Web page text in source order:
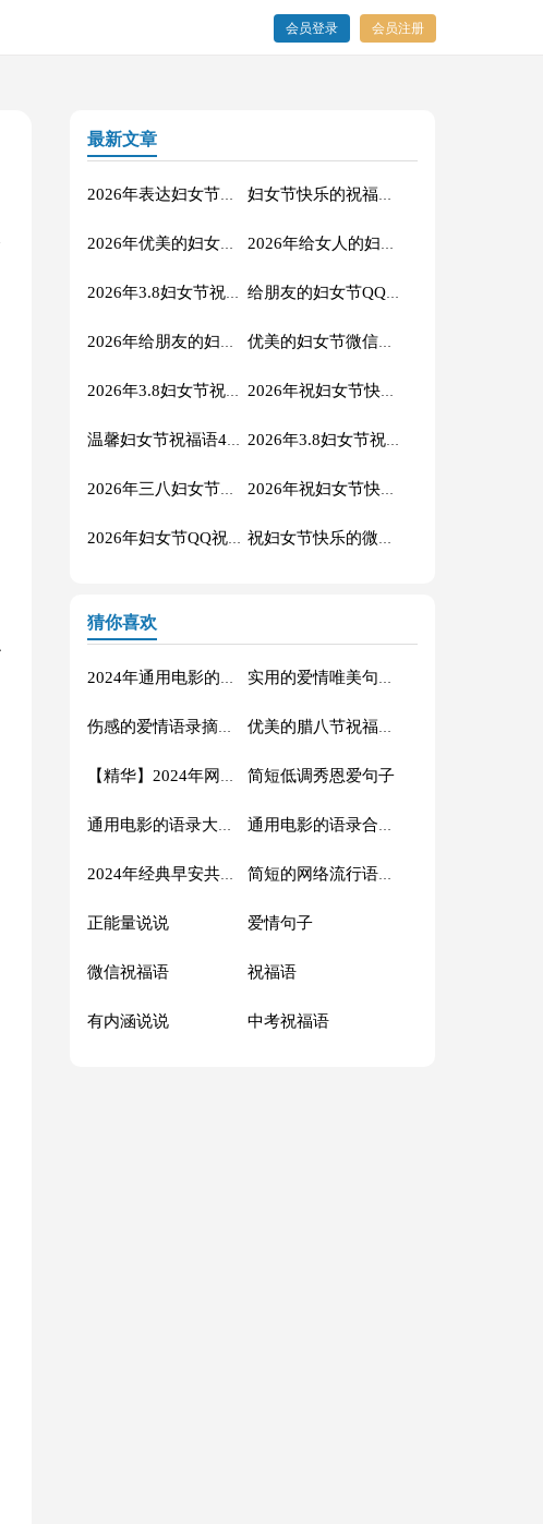
会员登录 会员注册
最新文章
猜你喜欢
2024年通用电影的语录摘录88条 实用的爱情唯美句子汇编56条
伤感的爱情语录摘录81条 优美的腊八节祝福语71条
【精华】2024年网络流行的语录摘录32句 简短低调秀恩爱句子
通用电影的语录大汇总88条 通用电影的语录合集70条
2024年经典早安共勉句子短信汇总41句 简短的网络流行语录摘录50句
正能量说说 爱情句子
微信祝福语 祝福语
有内涵说说 中考祝福语